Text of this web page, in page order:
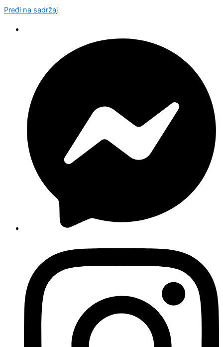
Pređi na sadržaj